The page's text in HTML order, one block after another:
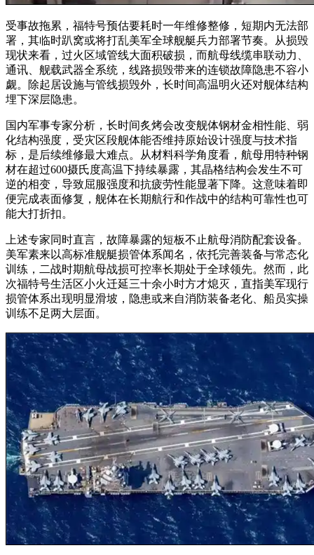
受事故拖累，福特号预估要耗时一年维修整修，短期内无法部
署，其临时趴窝或将打乱美军全球舰艇兵力部署节奏。从损毁
现状来看，过火区域管线大面积破损，而航母线缆串联动力、
通讯、舰载武器全系统，线路损毁带来的连锁故障隐患不容小
觑。除起居设施与管线损毁外，长时间高温明火还对舰体结构
埋下深层隐患。
国内军事专家分析，长时间炙烤会改变舰体钢材金相性能、弱
化结构强度，受灾区段舰体能否维持原始设计强度与技术指
标，是后续维修最大难点。从材料科学角度看，航母用特种钢
材在超过600摄氏度高温下持续暴露，其晶格结构会发生不可
逆的相变，导致屈服强度和抗疲劳性能显著下降。这意味着即
便完成表面修复，舰体在长期航行和作战中的结构可靠性也可
能大打折扣。
上述专家同时直言，故障暴露的短板不止航母消防配套设备。
美军素来以高标准舰艇损管体系闻名，依托完善装备与常态化
训练，二战时期航母战损可控率长期处于全球领先。然而，此
次福特号生活区小火迁延三十余小时方才熄灭，直指美军现行
损管体系出现明显滑坡，隐患或来自消防装备老化、船员实操
训练不足两大层面。